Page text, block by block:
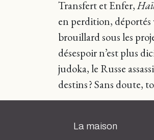
Transfert et Enfer,
en perdition, déportés
brouillard sous les
désespoir n’est plus
judoka, le Russe
destins ? Sans doute,
La maison